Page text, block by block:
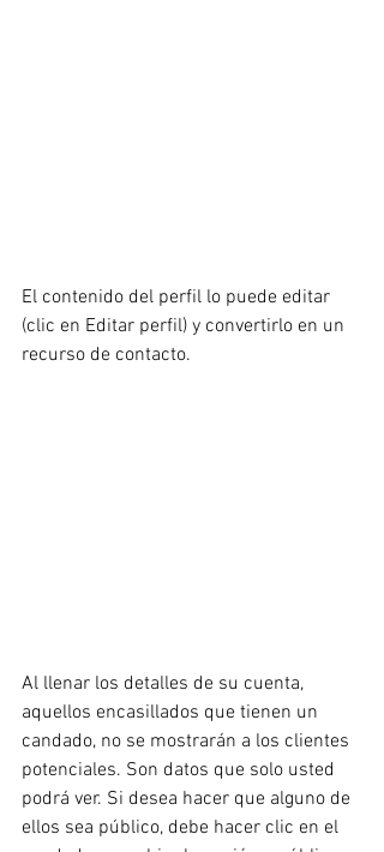
El contenido del perfil lo puede editar
(clic en Editar perfil) y convertirlo en un
recurso de contacto.
Al llenar los detalles de su cuenta,
aquellos encasillados que tienen un
candado, no se mostrarán a los clientes
potenciales. Son datos que solo usted
podrá ver. Si desea hacer que alguno de
ellos sea público, debe hacer clic en el